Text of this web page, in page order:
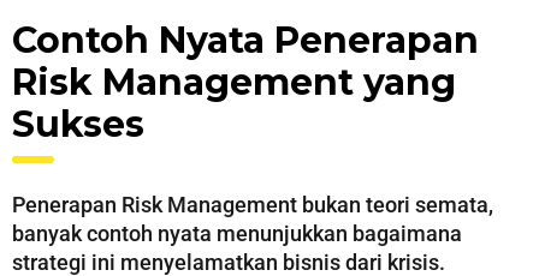
Contoh Nyata Penerapan
Risk Management yang
Sukses
Penerapan Risk Management bukan teori semata,
banyak contoh nyata menunjukkan bagaimana
strategi ini menyelamatkan bisnis dari krisis.